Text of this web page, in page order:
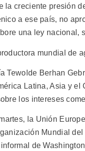
la creciente presión
a ese país, no
una ley nacional,
mundial de
Tewolde Berhan
Latina, Asia y
los intereses
la Unión
Mundial
de